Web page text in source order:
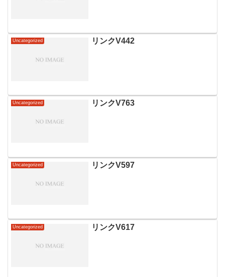
Uncategorized リンクV442
Uncategorized リンクV763
Uncategorized リンクV597
Uncategorized リンクV617